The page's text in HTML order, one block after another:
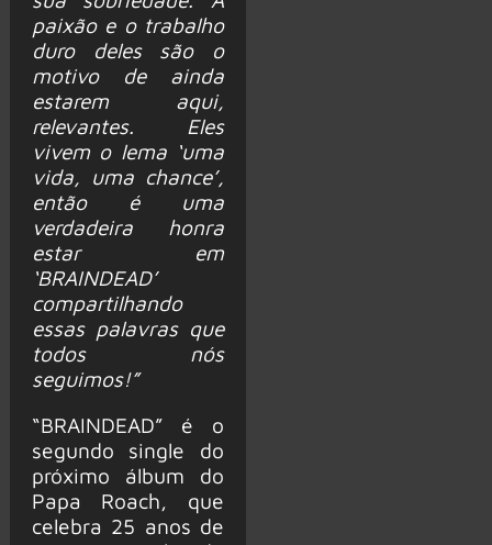
paixão e o trabalho
duro deles são o
motivo de ainda
estarem aqui,
relevantes. Eles
vivem o lema ‘uma
vida, uma chance’,
então é uma
verdadeira honra
estar em
‘BRAINDEAD’
compartilhando
essas palavras que
todos nós
seguimos!”
“BRAINDEAD” é o
segundo single do
próximo álbum do
Papa Roach, que
celebra 25 anos de